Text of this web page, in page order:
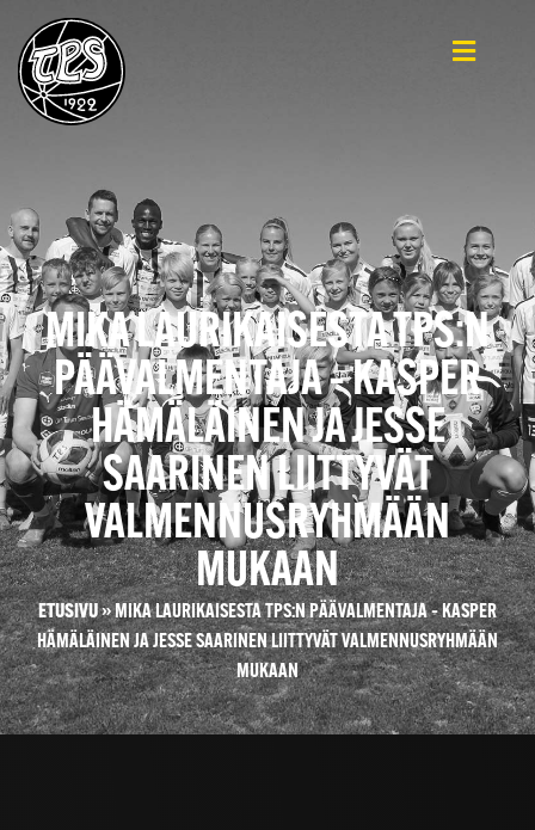
MIKA LAURIKAISESTA TPS:N
PÄÄVALMENTAJA – KASPER
HÄMÄLÄINEN JA JESSE
SAARINEN LIITTYVÄT
VALMENNUSRYHMÄÄN
MUKAAN
ETUSIVU»MIKA LAURIKAISESTA TPS:N PÄÄVALMENTAJA – KASPER
HÄMÄLÄINEN JA JESSE SAARINEN LIITTYVÄT VALMENNUSRYHMÄÄN
MUKAAN